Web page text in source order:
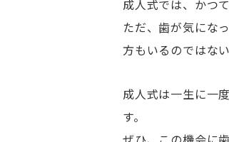
成人式では、かつ
ただ、歯が気にな
方もいるのではな
成人式は一生に一
す。